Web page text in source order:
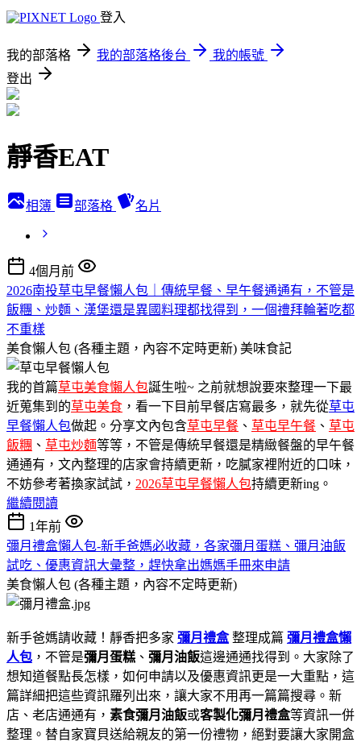
登入
我的部落格 我的部落格後台
我的帳號
登出
靜香EAT
相簿 部落格 名片
4個月前
2026南投草屯早餐懶人包｜傳統早餐、早午餐通通有，不管是
飯糰、炒麵、漢堡還是異國料理都找得到，一個禮拜輪著吃都
不重樣
美食懶人包 (各種主題，內容不定時更新) 美味食記
我的首篇草屯美食懶人包誕生啦~ 之前就想說要來整理一下最
近蒐集到的草屯美食 ，看一下目前早餐店寫最多，就先從草屯
早餐懶人包做起。分享文內包含草屯早餐 、 草屯早午餐 、 草屯
飯糰 、 草屯炒麵等等，不管是傳統早餐還是精緻餐盤的早午餐
通通有，文內整理的店家會持續更新，吃膩家裡附近的口味，
不妨參考著換家試試， 2026草屯早餐懶人包持續更新ing。
繼續閱讀
1年前
彌月禮盒懶人包-新手爸媽必收藏，各家彌月蛋糕、彌月油飯
試吃、優惠資訊大彙整，趕快拿出媽媽手冊來申請
美食懶人包 (各種主題，內容不定時更新)
新手爸媽請收藏！靜香把多家 彌月禮盒 整理成篇 彌月禮盒懶
人包 ，不管是彌月蛋糕 、 彌月油飯這邊通通找得到。大家除了
想知道餐點長怎樣，如何申請以及優惠資訊更是一大重點，這
篇詳細把這些資訊羅列出來，讓大家不用再一篇篇搜尋。新
店、老店通通有， 素食彌月油飯或客製化彌月禮盒等資訊一併
整理。替自家寶貝送給親友的第一份禮物，絕對要讓大家開盒